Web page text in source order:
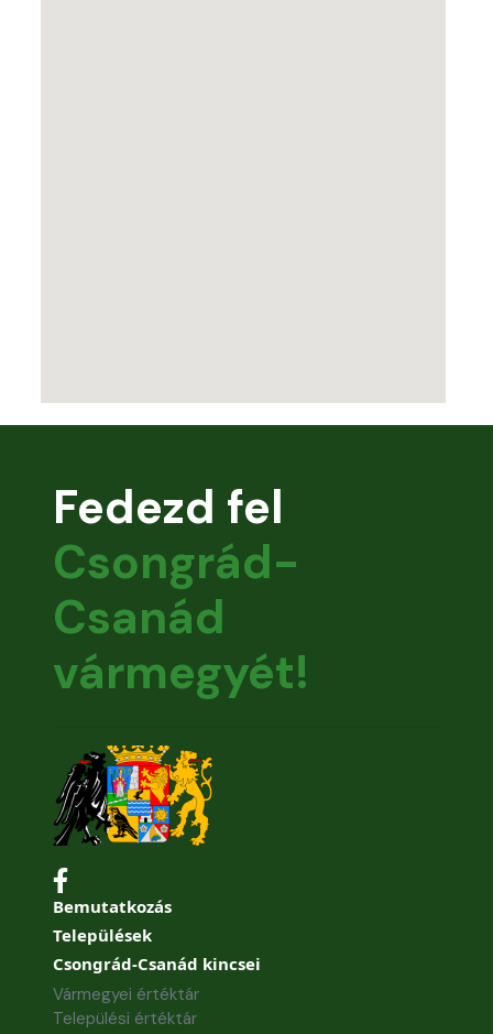
Fedezd fel
Csongrád-
Csanád
vármegyét!
Bemutatkozás
Települések
Csongrád-Csanád kincsei
Vármegyei értéktár
Települési értéktár